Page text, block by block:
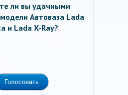
ли вы удачными
Автоваза Lada
и Lada X-Ray?